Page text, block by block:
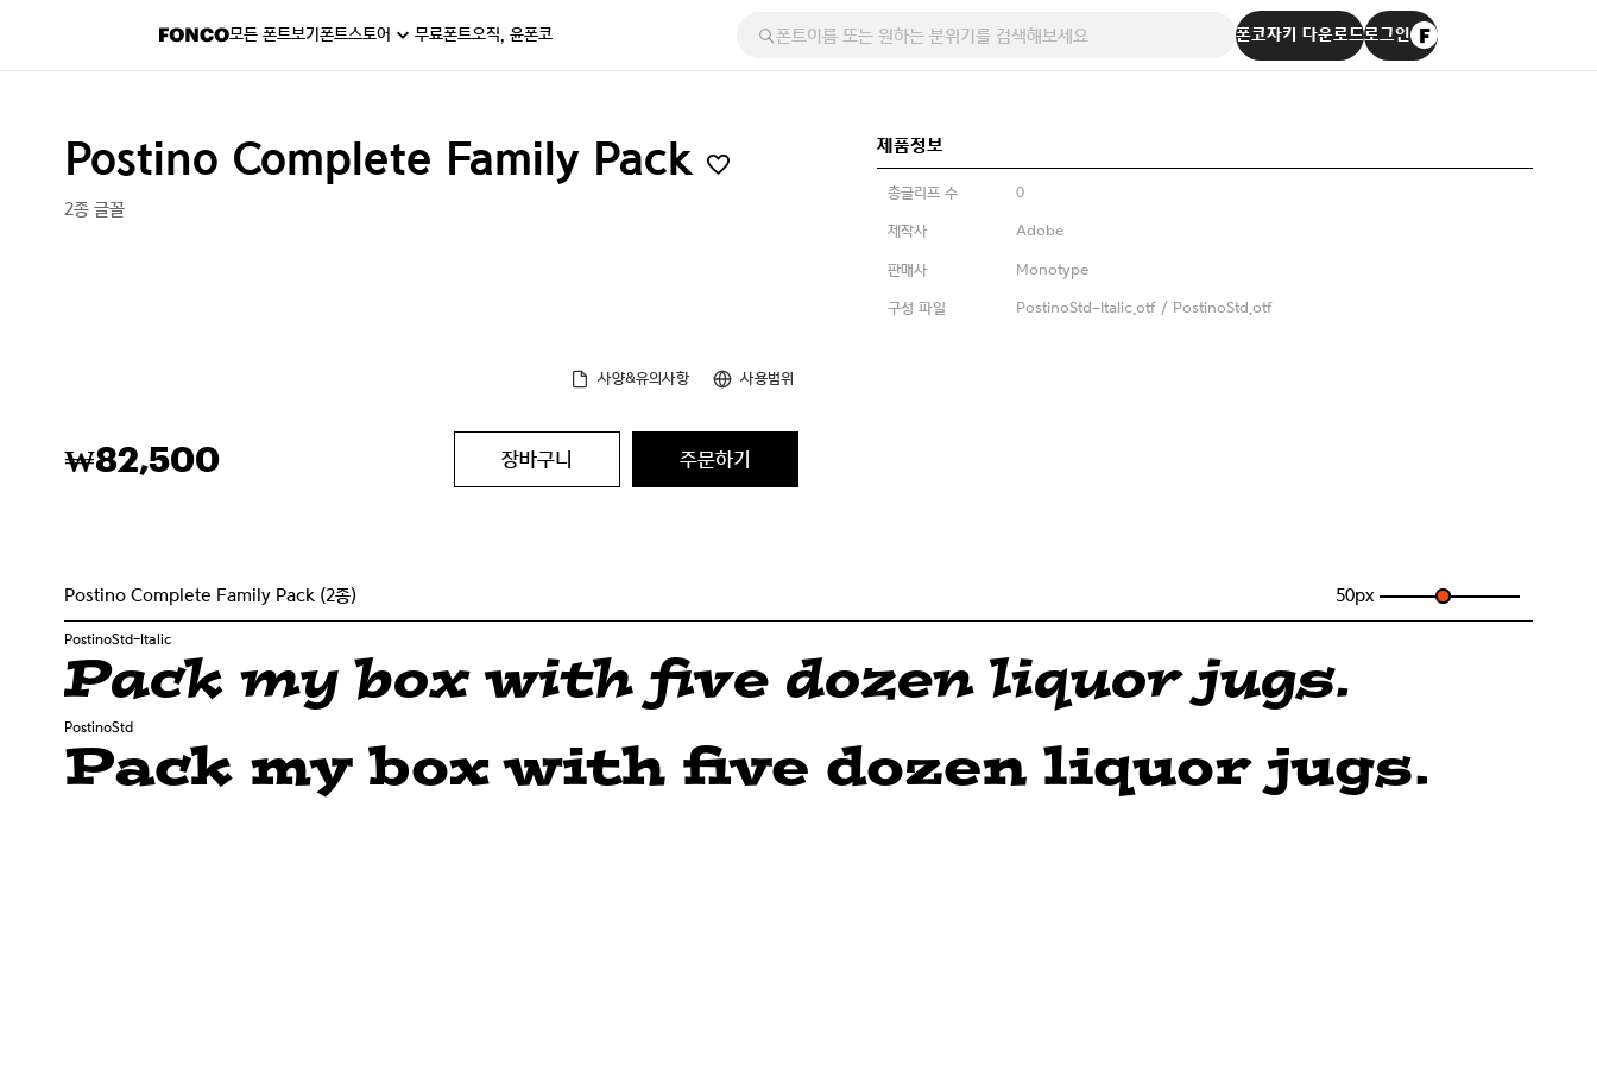
모든 폰트보기폰트스토어 무료폰트오직, 윤폰코 폰코자키 다운로드로그인
Postino Complete Family Pack
2종 글꼴
제품정보
총글리프 수 0
제작사 Adobe
판매사 Monotype
구성 파일 PostinoStd-Italic.otf / PostinoStd.otf
사양&유의사항 사용범위
₩82,500 장바구니 주문하기
Postino Complete Family Pack (2종) 50px
PostinoStd-Italic
Pack my box with five dozen liquor jugs.
PostinoStd
Pack my box with five dozen liquor jugs.